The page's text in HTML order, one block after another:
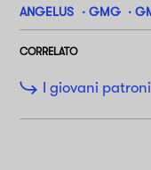
ANGELUS GMG
CORRELATO
I giovani